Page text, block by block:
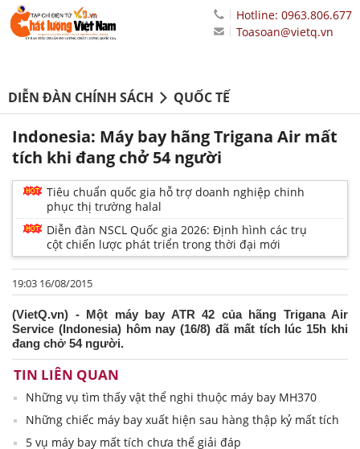
Hotline: 0963.806.677
Toasoan@vietq.vn
DIỄN ĐÀN CHÍNH SÁCH QUỐC TẾ
Indonesia: Máy bay hãng Trigana Air mất
tích khi đang chở 54 người
Tiêu chuẩn quốc gia hỗ trợ doanh nghiệp chinh
phục thị trường halal
Diễn đàn NSCL Quốc gia 2026: Định hình các trụ
cột chiến lược phát triển trong thời đại mới
19:03 16/08/2015
(VietQ.vn) - Một máy bay ATR 42 của hãng Trigana Air
Service (Indonesia) hôm nay (16/8) đã mất tích lúc 15h khi
đang chở 54 người.
TIN LIÊN QUAN
Những vụ tìm thấy vật thể nghi thuộc máy bay MH370
Những chiếc máy bay xuất hiện sau hàng thập kỷ mất tích
5 vụ máy bay mất tích chưa thể giải đáp